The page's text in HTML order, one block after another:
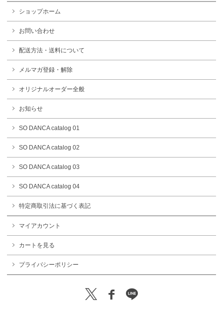
ショップホーム
お問い合わせ
配送方法・送料について
メルマガ登録・解除
オリジナルオーダー全般
お知らせ
SO DANCA catalog 01
SO DANCA catalog 02
SO DANCA catalog 03
SO DANCA catalog 04
特定商取引法に基づく表記
マイアカウント
カートを見る
プライバシーポリシー